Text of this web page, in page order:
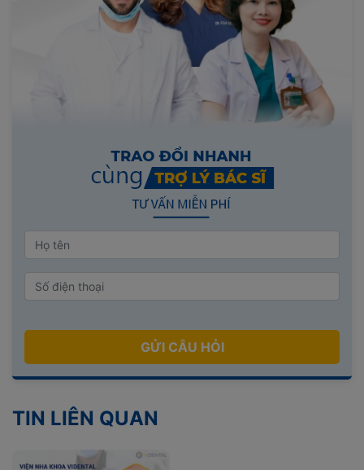
GỬI CÂU HỎI
TIN LIÊN QUAN